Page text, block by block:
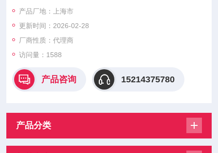
阀门。证明O形密封圈提供了一个积极的零泄漏关闭。更换密封
件，如果需要的话，是快速和容易的，因为拆卸简单和快速。大
流量控制阀提供了所有这些功能在一个非常负担得起的价格。
产品厂地：上海市
更新时间：2026-02-28
厂商性质：代理商
访问量：1588
产品咨询 15214375780
产品分类